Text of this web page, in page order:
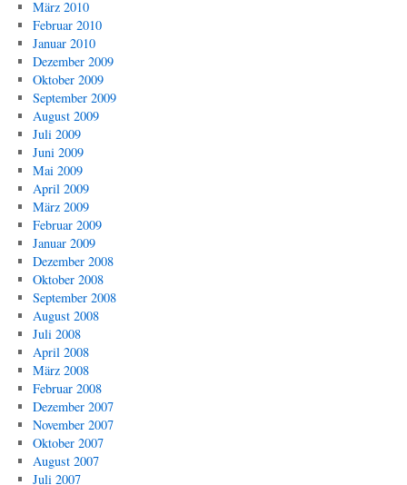
März 2010
Februar 2010
Januar 2010
Dezember 2009
Oktober 2009
September 2009
August 2009
Juli 2009
Juni 2009
Mai 2009
April 2009
März 2009
Februar 2009
Januar 2009
Dezember 2008
Oktober 2008
September 2008
August 2008
Juli 2008
April 2008
März 2008
Februar 2008
Dezember 2007
November 2007
Oktober 2007
August 2007
Juli 2007